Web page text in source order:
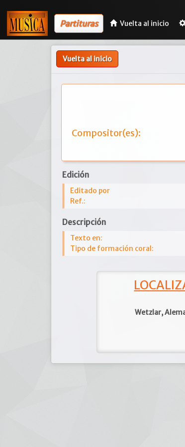
Partituras Vuelta al inicio
Vuelta al inicio
Compositor(es):
Edición
Editado por
Ref.:
Descripción
Texto en:
Tipo de formación coral:
Wetzlar,